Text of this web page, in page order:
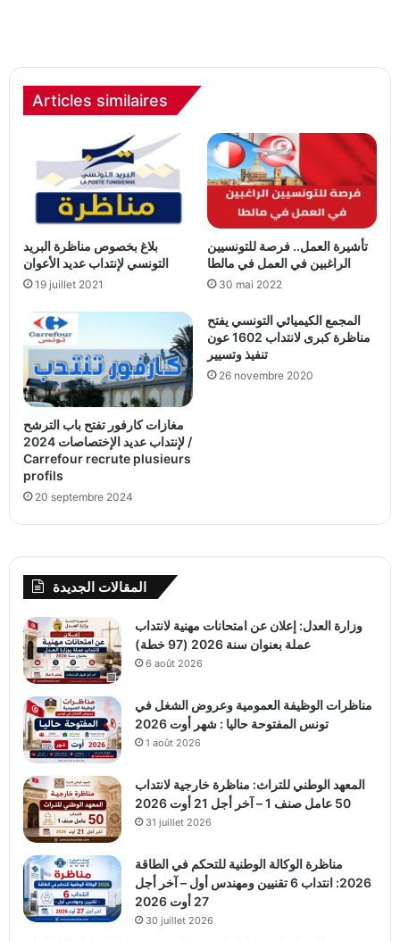
Articles similaires
بلاغ بخصوص مناظرة البريد
التونسي لإنتداب عديد الأعوان
19 juillet 2021
تأشيرة العمل.. فرصة للتونسيين
الراغبين في العمل في مالطا
30 mai 2022
مغازات كارفور تفتح باب الترشح
لإنتداب عديد الإختصاصات 2024 /
Carrefour recrute plusieurs
profils
20 septembre 2024
المجمع الكيميائي التونسي يفتح
مناظرة كبرى لانتداب 1602 عون
تنفيذ وتسيير
26 novembre 2020
المقالات الجديدة
وزارة العدل: إعلان عن امتحانات مهنية لانتداب
عملة بعنوان سنة 2026 (97 خطة)
6 août 2026
مناظرات الوظيفة العمومية وعروض الشغل في
تونس المفتوحة حاليا : شهر أوت 2026
1 août 2026
المعهد الوطني للتراث: مناظرة خارجية لانتداب
50 عامل صنف 1 – آخر أجل 21 أوت 2026
31 juillet 2026
مناظرة الوكالة الوطنية للتحكم في الطاقة
2026: انتداب 6 تقنيين ومهندس أول – آخر أجل
27 أوت 2026
30 juillet 2026